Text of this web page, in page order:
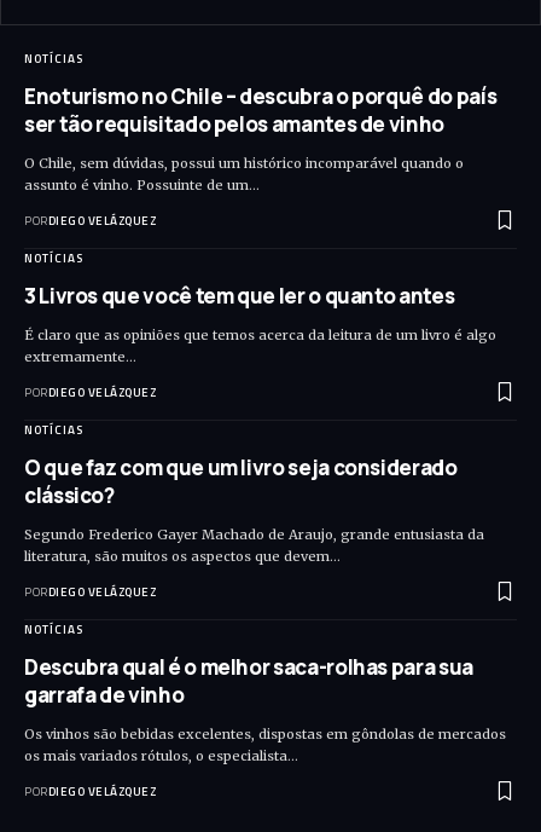
NOTÍCIAS
Enoturismo no Chile – descubra o porquê do país
ser tão requisitado pelos amantes de vinho
O Chile, sem dúvidas, possui um histórico incomparável quando o
assunto é vinho. Possuinte de um…
PORDIEGO VELÁZQUEZ
NOTÍCIAS
3 Livros que você tem que ler o quanto antes
É claro que as opiniões que temos acerca da leitura de um livro é algo
extremamente…
PORDIEGO VELÁZQUEZ
NOTÍCIAS
O que faz com que um livro seja considerado
clássico?
Segundo Frederico Gayer Machado de Araujo, grande entusiasta da
literatura, são muitos os aspectos que devem…
PORDIEGO VELÁZQUEZ
NOTÍCIAS
Descubra qual é o melhor saca-rolhas para sua
garrafa de vinho
Os vinhos são bebidas excelentes, dispostas em gôndolas de mercados
os mais variados rótulos, o especialista…
PORDIEGO VELÁZQUEZ